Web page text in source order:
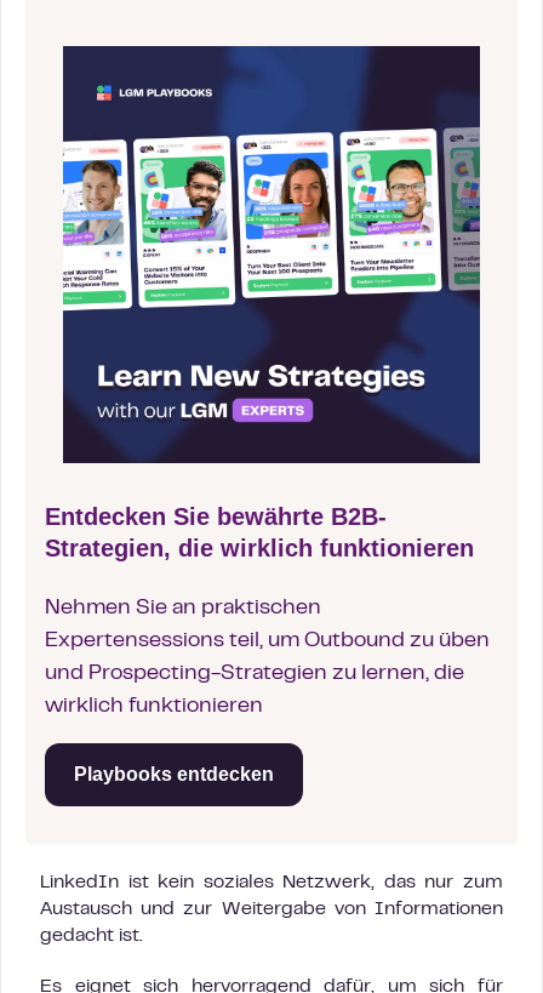
Entdecken Sie bewährte B2B-
Strategien, die wirklich funktionieren
Nehmen Sie an praktischen
Expertensessions teil, um Outbound zu üben
und Prospecting-Strategien zu lernen, die
wirklich funktionieren
Playbooks entdecken
LinkedIn ist kein soziales Netzwerk, das nur zum
Austausch und zur Weitergabe von Informationen
gedacht ist.
Es eignet sich hervorragend dafür, um sich für